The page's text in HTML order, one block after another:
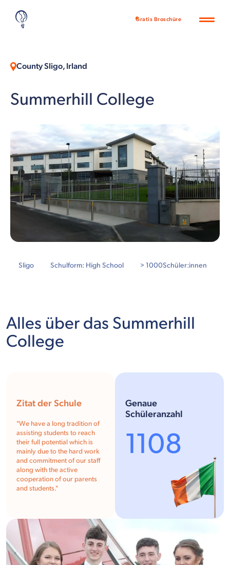
Gratis Broschüre
County Sligo, Irland
Summerhill College
Sligo Schulform: High School > 1000Schüler:innen
Alles über das Summerhill
College
Zitat der Schule
"We have a long tradition of
assisting students to reach
their full potential which is
mainly due to the hard work
and commitment of our staff
along with the active
cooperation of our parents
and students."
Genaue
Schüleranzahl
1108